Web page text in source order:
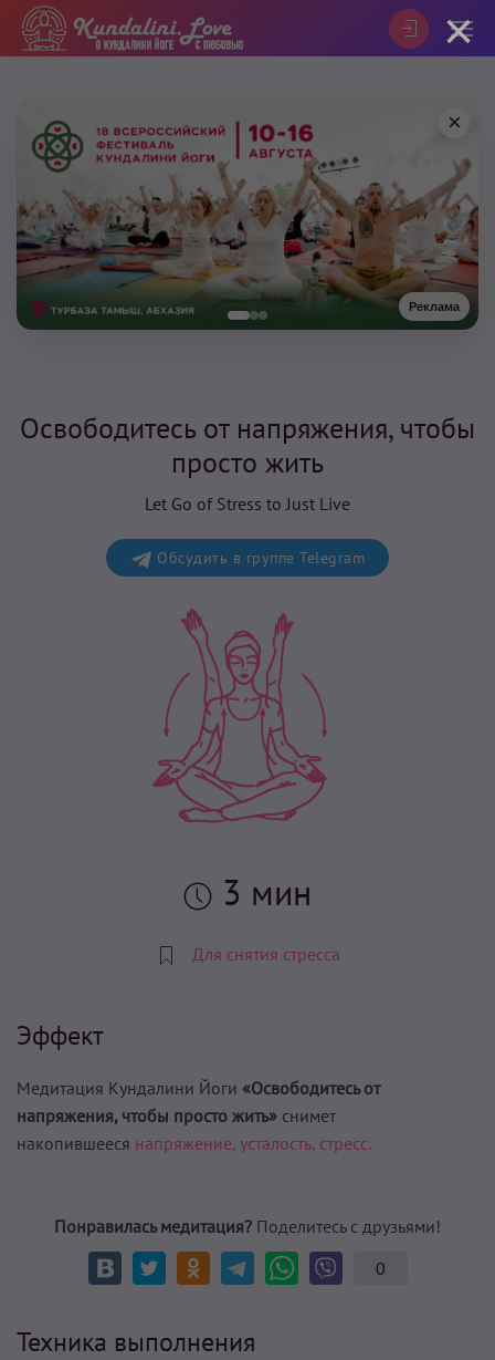
Реклама
×
Освободитесь от напряжения, чтобы
просто жить
Let Go of Stress to Just Live
Обсудить в группе Telegram
3 мин
Для снятия стресса
Эффект
Медитация Кундалини Йоги «Освободитесь от
напряжения, чтобы просто жить» снимет
накопившееся напряжение, усталость, стресс.
Понравилась медитация? Поделитесь с друзьями!
0
Техника выполнения
×